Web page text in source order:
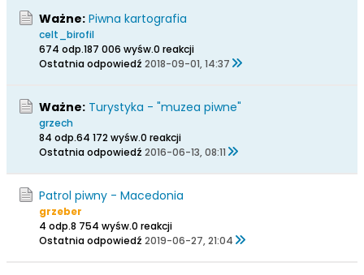
Ważne: Piwna kartografia
celt_birofil
674 odp.187 006 wyśw.0 reakcji
Ostatnia odpowiedź 2018-09-01, 14:37
Ważne: Turystyka - "muzea piwne"
grzech
84 odp.64 172 wyśw.0 reakcji
Ostatnia odpowiedź 2016-06-13, 08:11
Patrol piwny - Macedonia
grzeber
4 odp.8 754 wyśw.0 reakcji
Ostatnia odpowiedź 2019-06-27, 21:04